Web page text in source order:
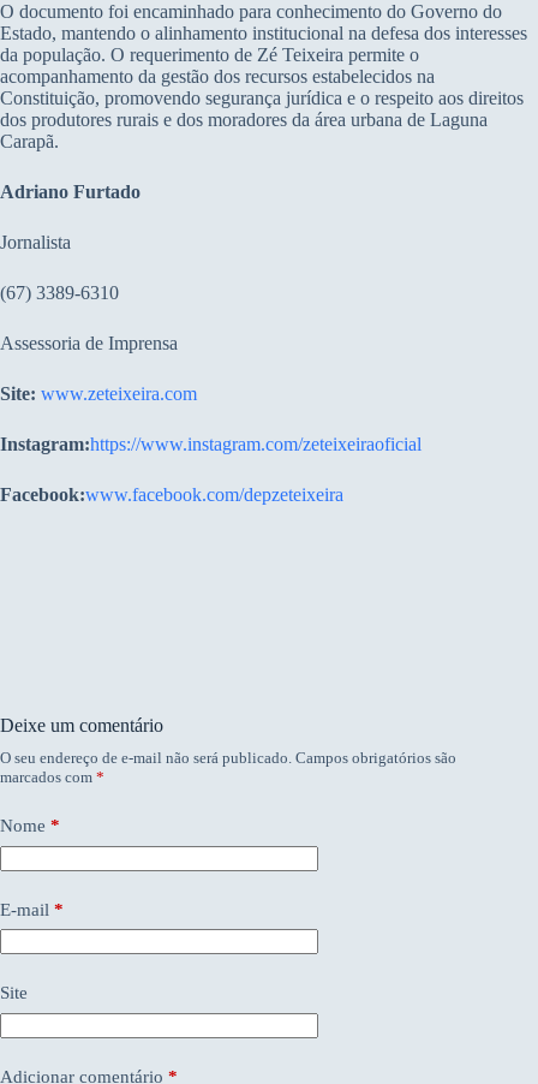
O documento foi encaminhado para conhecimento do Governo do
Estado, mantendo o alinhamento institucional na defesa dos interesses
da população. O requerimento de Zé Teixeira permite o
acompanhamento da gestão dos recursos estabelecidos na
Constituição, promovendo segurança jurídica e o respeito aos direitos
dos produtores rurais e dos moradores da área urbana de Laguna
Carapã.
Adriano Furtado
Jornalista
(67) 3389-6310
Assessoria de Imprensa
Site: www.zeteixeira.com
Instagram:https://www.instagram.com/zeteixeiraoficial
Facebook:www.facebook.com/depzeteixeira
Deixe um comentário
O seu endereço de e-mail não será publicado. Campos obrigatórios são
marcados com *
Nome *
E-mail *
Site
Adicionar comentário *